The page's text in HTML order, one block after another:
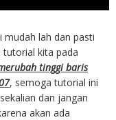
mudah lah dan pasti
kita pada
tinggi baris
, semoga tutorial ini
dan jangan
akan ada